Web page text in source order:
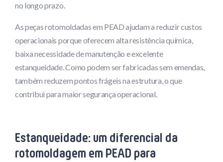
no longo prazo.
As peças rotomoldadas em PEAD ajudam a reduzir custos
operacionais porque oferecem alta resistência química,
baixa necessidade de manutenção e excelente
estanqueidade. Como podem ser fabricadas sem emendas,
também reduzem pontos frágeis na estrutura, o que
contribui para maior segurança operacional.
Estanqueidade: um diferencial da
rotomoldagem em PEAD para